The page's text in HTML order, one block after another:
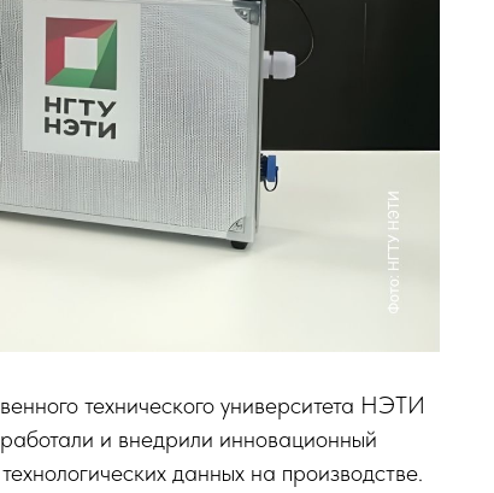
технического университета НЭТИ
и внедрили инновационный
данных на производстве.